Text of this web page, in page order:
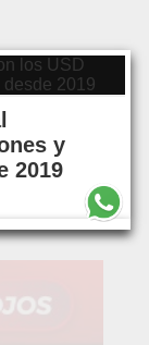
y
2019